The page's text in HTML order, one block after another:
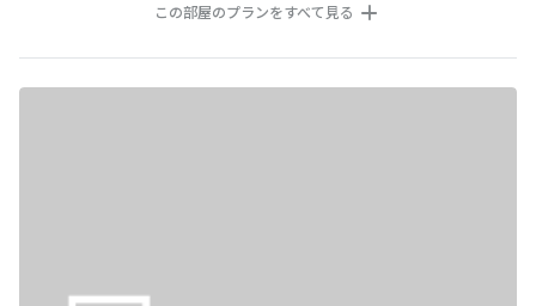
この部屋のプランをすべて見る